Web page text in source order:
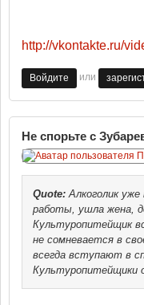
http://vkontakte.ru/
Войдите или
Не спорьте с
Quote:Алкоголик
работы, ушла жена,
Культуропитейщик
не сомневается в
всегда вступают в
Культуропитейщики